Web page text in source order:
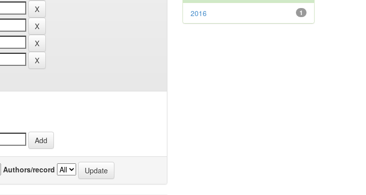
Authors/record
1
2016